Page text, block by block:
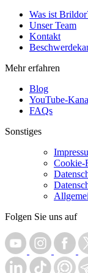
Was ist
Unser Team
Kontakt
Mehr erfahren
Blog
YouTube-
FAQs
Sonstiges
Cookie-
Folgen Sie uns auf